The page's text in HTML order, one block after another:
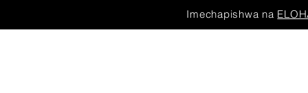
Imechapishwa na